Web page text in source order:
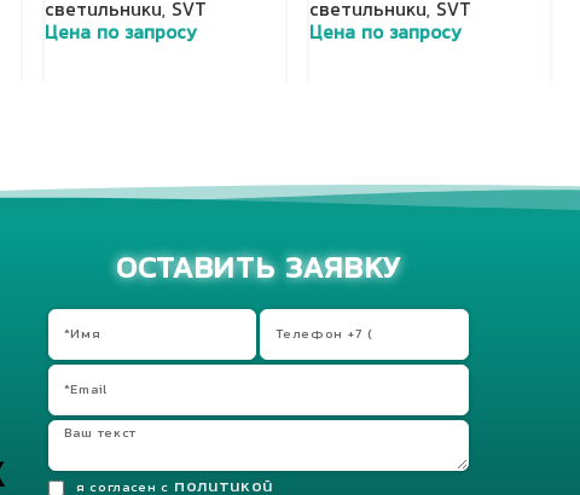
светильники, SVT
Цена по запросу
светильники, SVT
Цена по запросу
ОСТАВИТЬ ЗАЯВКУ
я согласен с политикой